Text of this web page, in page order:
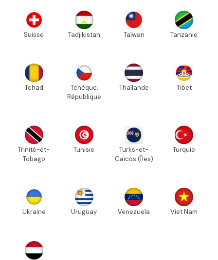
Suisse Tadjikistan Taïwan Tanzanie
Tchad
Tchèque,
République
Thaïlande Tibet
Trinité-et-
Tobago
Tunisie
Turks-et-
Caïcos (Îles)
Turquie
Ukraine Uruguay Venezuela Viet Nam